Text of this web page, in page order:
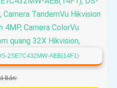
2SE7C432MW-AEB(14F1)
Bán: